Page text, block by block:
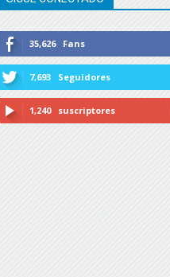
35,626 Fans
7,693 Seguidores
1,240 suscriptores